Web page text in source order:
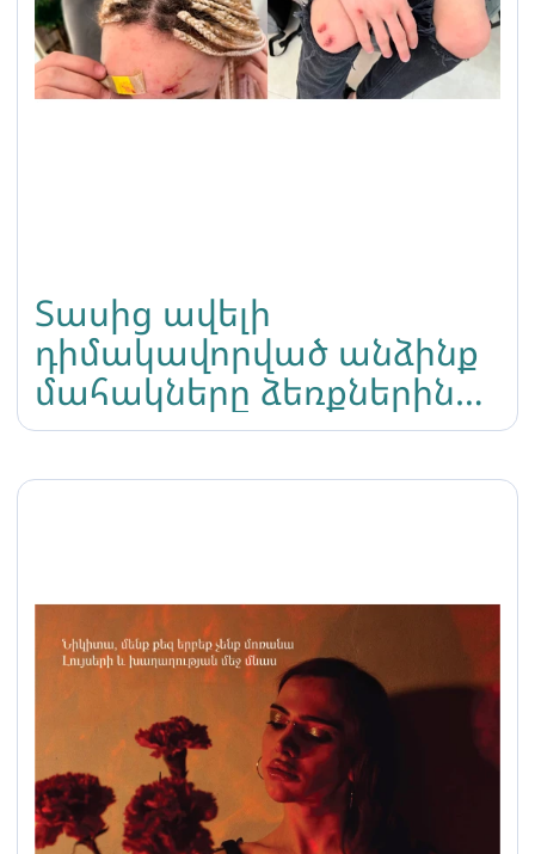
Տասից ավելի
դիմակավորված անձինք
մահակները ձեռքներին
հարձակվել են տրանս
կնոջ վրա